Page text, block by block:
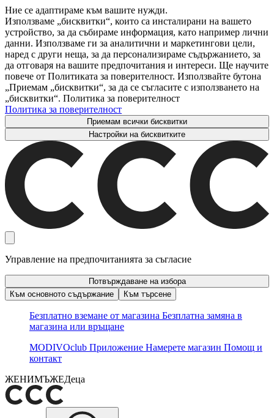
Ние се адаптираме към вашите нужди.
Използваме „бисквитки“, които са инсталирани на вашето
устройство, за да събираме информация, като например лични
данни. Използваме ги за аналитични и маркетингови цели,
наред с други неща, за да персонализираме съдържанието, за
да отговаря на вашите предпочитания и интереси. Ще научите
повече от Политиката за поверителност. Използвайте бутона
„Приемам „бисквитки“, за да се съгласите с използването на
„бисквитки“. Политика за поверителност
Политика за поверителност
Приемам всички бисквитки
Настройки на бисквитките
Управление на предпочитанията за съгласие
Потвърждаване на избора
Към основното съдържание
Към търсене
Безплатно вземане от магазина Безплатна замяна в
магазина или връщане
MODIVOclub Приложение Намерете магазин Помощ и
контакт
ЖЕНИМЪЖЕДеца